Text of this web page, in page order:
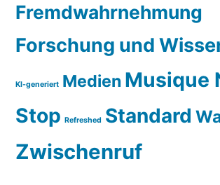
Fremdwahrnehmung
Forschung und
KI-generiert Medien Musique
Stop Refreshed Standard
Zwischenruf